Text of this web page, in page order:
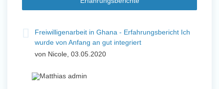
Freiwilligenarbeit in Ghana - Erfahrungsbericht Ich
wurde von Anfang an gut integriert
von Nicole, 03.05.2020